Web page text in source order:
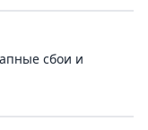
сбои и